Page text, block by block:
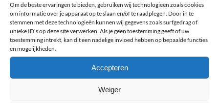
Om de beste ervaringen te bieden, gebruiken wij technologieën zoals cookies
om informatie over je apparaat op te slaan en/of te raadplegen. Door in te
stemmen met deze technologieën kunnen wij gegevens zoals surfgedrag of
unieke ID's op deze site verwerken. Als je geen toestemming geeft of uw
toestemming intrekt, kan dit een nadelige invloed hebben op bepaalde functies
en mogelijkheden.
Accepteren
Weiger
Bestand
Max. file size:
5 MB.
Verstuur review